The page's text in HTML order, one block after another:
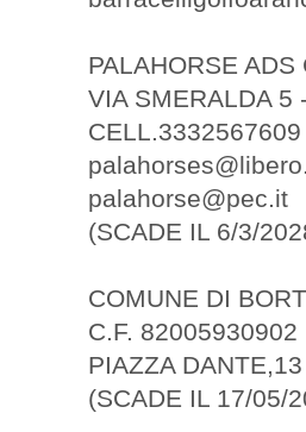
PALAHORSE
VIA SMERALDA 5
CELL.3332567609
palahorse@pec.it
(SCADE IL 6/3/
COMUNE DI
C.F. 82005930902
PIAZZA DANTE,13
(SCADE IL 17/05/